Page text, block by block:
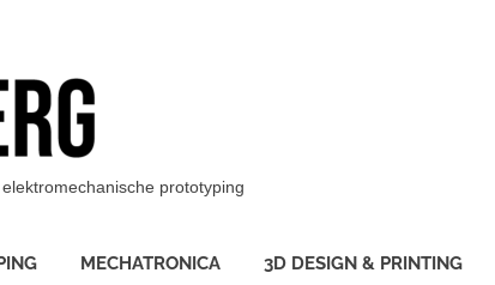
prototyping
MECHATRONICA 3D DESIGN & PRINTING